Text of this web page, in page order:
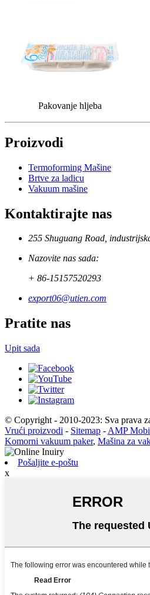
Pakovanje hljeba
Proizvodi
Termoforming Mašine
Brtve za ladicu
Vakuum mašine
Kontaktirajte nas
255 Shuguang Road,
Nazovite nas sada:
+ 86-15157520293
export06@utien.com
Pratite nas
Upit sada
© Copyright - 2010-2023: Sva prava
Vrući proizvodi - Sitemap - AMP
Komorni vakuum paker, Mašina za
Pošaljite e-poštu
x